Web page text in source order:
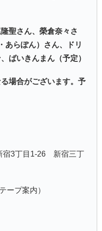
聖さん、榮倉奈々さ
あらぽん）さん、ドリ
ばいきんまん（予定）
場合がございます。予
宿3丁目1-26 新宿三丁
ープ案内）